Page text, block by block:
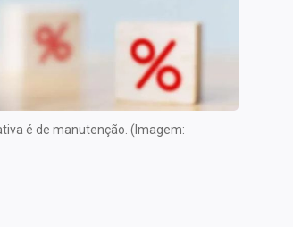
é de manutenção. (Imagem: